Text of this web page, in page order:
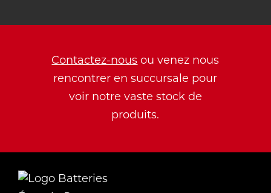
Contactez-nous ou venez nous
rencontrer en succursale pour
voir notre vaste stock de
produits.